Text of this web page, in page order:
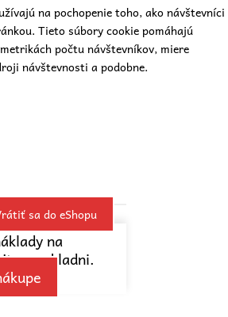
na pochopenie toho, ako návštevníci
Tieto súbory cookie pomáhajú
počtu návštevníkov, miere
návštevnosti a podobne.
sa do eShopu
na
v pokladni.